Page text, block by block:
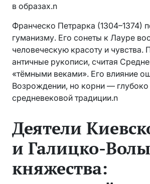
в образах.n
Франческо Петрарка (1304–1374)
гуманизму. Его сонеты к Лауре
человеческую красоту и чувства.
античные рукописи, считая
«тёмными веками». Его влияние
Возрождении, но корни — глубоко
средневековой традиции.n
Деятели
и Галицко-
княжества: